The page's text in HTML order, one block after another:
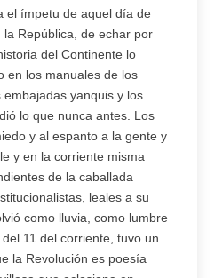
el ímpetu de aquel día de
República, de echar por
del Continente lo
en los manuales de los
yanquis y los
lo que nunca antes. Los
y al espanto a la gente y
y en la corriente misma
de la caballada
leales a su
como lluvia, como lumbre
11 del corriente, tuvo un
la Revolución es poesía